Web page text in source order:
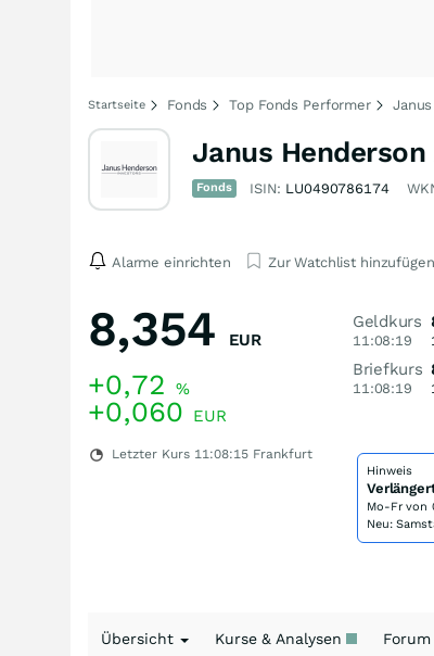
Startseite Fonds Top Fonds Performer
Janus Henderson
Fonds ISIN: LU0490786174
Alarme einrichten Zur Watchlist hinzufügen
8,354 EUR
+0,72 %
+0,060 EUR
Letzter Kurs 11:08:15 Frankfurt
Geldkurs
11:08:19
Briefkurs
11:08:19
Hinweis
Mo-Fr von
Neu:
Übersicht Kurse & Analysen Forum